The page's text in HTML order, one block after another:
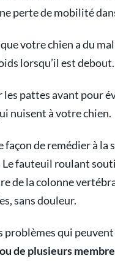
perte de mobilité
votre chien a du mal
lorsqu’il est debout.
les pattes avant pour
nuisent à votre chien.
façon de remédier à la
Le fauteuil roulant
de la colonne
sans douleur.
problèmes qui
de plusieurs